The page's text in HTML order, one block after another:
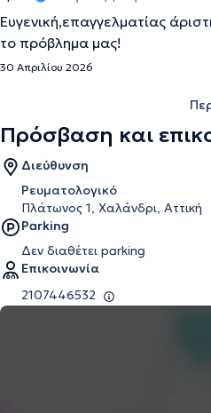
Ευγενική,επαγγελματίας
το πρόβλημα μας!
30 Απριλίου 2026
Πρόσβαση και
Διεύθυνση
Ρευματολογικό
Πλάτωνος 1, Χαλάνδρι, Αττική
Parking
Δεν διαθέτει parking
Επικοινωνία
2107446532